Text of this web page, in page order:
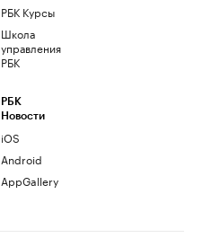
РБК Курсы
Школа
управления
РБК
РБК
Новости
iOS
Android
AppGallery